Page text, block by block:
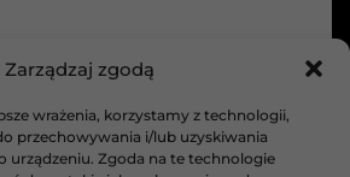
Zarządzaj zgodą
wrażenia, korzystamy z technologii,
przechowywania i/lub uzyskiwania
urządzeniu. Zgoda na te technologie